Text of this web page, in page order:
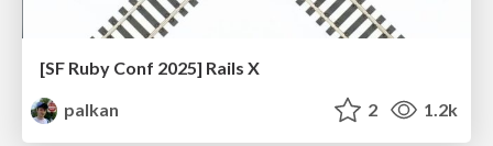
[SF Ruby Conf 2025] Rails X
palkan
2 1.2k